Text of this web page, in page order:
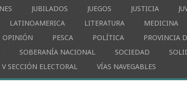
JUBILADOS JUEGOS JUSTICIA
LATINOAMERICA LITERATURA MEDICINA
OPINIÓN PESCA POLÍTICA PROVINCIA
SOBERANÍA NACIONAL SOCIEDAD
V SECCIÓN ELECTORAL VÍAS NAVEGABLES